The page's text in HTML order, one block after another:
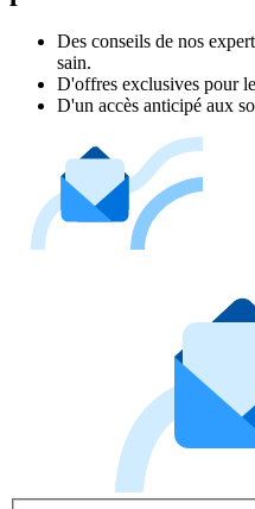
Des conseils de nos
sain.
D'offres exclusives pour
D'un accès anticipé aux